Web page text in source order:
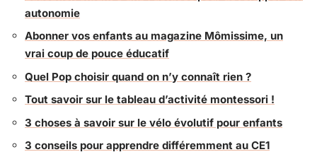
autonomie
Abonner vos enfants au magazine Mômissime, un
vrai coup de pouce éducatif
Quel Pop choisir quand on n’y connaît rien ?
Tout savoir sur le tableau d’activité montessori !
3 choses à savoir sur le vélo évolutif pour enfants
3 conseils pour apprendre différemment au CE1